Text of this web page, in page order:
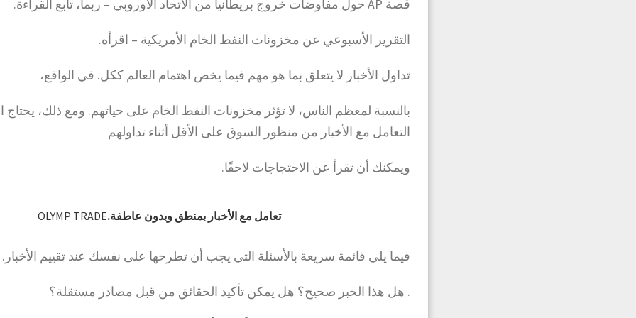
قصة AP حول مفاوضات خروج بريطانيا من الاتحاد الأوروبي – ربما، تابع القراءة.
التقرير الأسبوعي عن مخزونات النفط الخام الأمريكية – اقرأه.
تداول الأخبار لا يتعلق بما هو مهم فيما يخص اهتمام العالم ككل. في الواقع،
بالنسبة لمعظم الناس، لا تؤثر مخزونات النفط الخام على حياتهم. ومع ذلك، يحتاج
التعامل مع الأخبار من منظور السوق على الأقل أثناء تداولهم
ويمكنك أن تقرأ عن الاحتجاجات لاحقًا.
تعامل مع الأخبار بمنطق وبدون عاطفة.OLYMP TRADE
فيما يلي قائمة سريعة بالأسئلة التي يجب أن تطرحها على نفسك عند تقييم الأخبار.
. هل هذا الخبر صحيح؟ هل يمكن تأكيد الحقائق من قبل مصادر مستقلة؟